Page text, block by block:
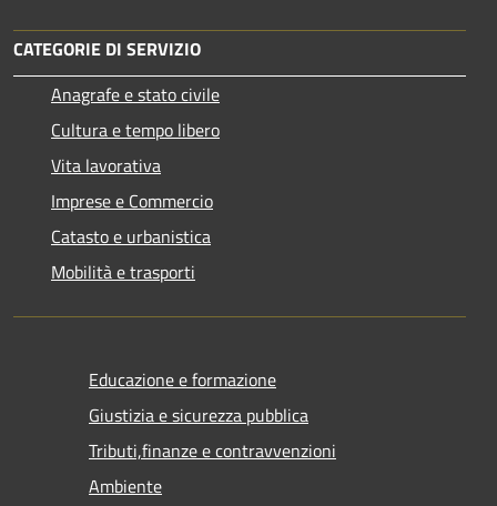
CATEGORIE DI SERVIZIO
Anagrafe e stato civile
Cultura e tempo libero
Vita lavorativa
Imprese e Commercio
Catasto e urbanistica
Mobilità e trasporti
Educazione e formazione
Giustizia e sicurezza pubblica
Tributi,finanze e contravvenzioni
Ambiente